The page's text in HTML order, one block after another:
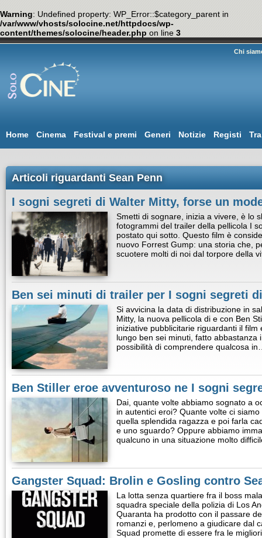
Warning: Undefined property: WP_Error::$category_parent in
/var/www/vhosts/solocine.net/httpdocs/wp-
content/themes/solocine/header.php on line 3
Chi
Home Cinema Festival e premi Generi Notizie Registi
Articoli riguardanti Sean Penn
I sogni segreti di Walter Mitty, forse un
Smetti di sognare, inizia a vivere, è lo
fotogrammi del trailer della pellicola I
postato qui sotto. Questo film è
nuovo Forrest Gump: una storia che,
scuotere molti di noi dal torpore della
Ben sei minuti di trailer per I sogni segreti
Si avvicina la data di distribuzione in
Mitty, la nuova pellicola di e con Ben
iniziative pubblicitarie riguardanti il
lungo ben sei minuti, fatto abbastanza
possibilità di comprendere qualcosa
Ben Stiller eroe avventuroso ne I sogni
Dai, quante volte abbiamo sognato a
in autentici eroi? Quante volte ci
quella splendida ragazza e poi farla
e uno sguardo? Oppure abbiamo
qualcuno in una situazione molto
Gangster Squad: Brolin e Gosling contro
La lotta senza quartiere fra il boss
squadra speciale della polizia di Los
Quaranta ha prodotto con il passare
romanzi e, perlomeno a giudicare dal
Squad promette di essere fra le